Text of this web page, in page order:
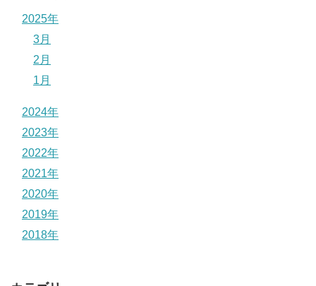
2025年
3月
2月
1月
2024年
2023年
2022年
2021年
2020年
2019年
2018年